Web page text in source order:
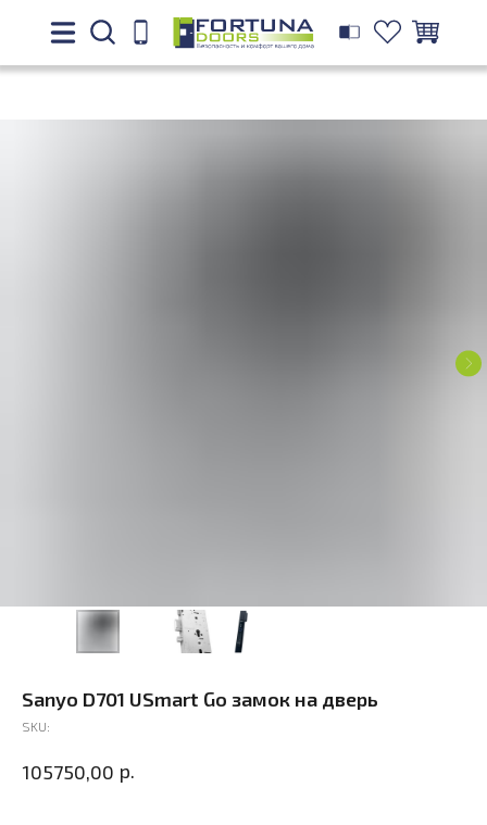
Sanyo D701 USmart Go замок на дверь
SKU:
105750,00 р.